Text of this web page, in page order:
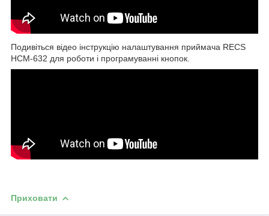
Подивіться відео інструкцію налаштування приймача RECS
HCM-632 для роботи і програмуванні кнопок.
Приховати